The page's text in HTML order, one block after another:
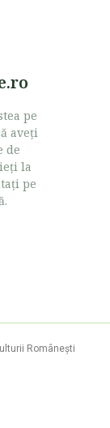
pe
aveţi
de
la
pe
Româneşti